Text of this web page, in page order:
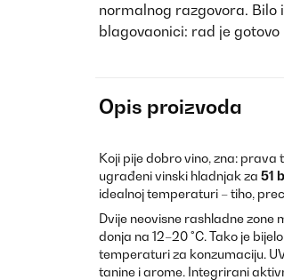
normalnog razgovora. Bilo
blagovaonici: rad je
Opis proizvoda
Koji pije dobro vino, zna:
ugrađeni vinski hladnjak za 51
idealnoj temperaturi – tiho,
Dvije neovisne rashladne zone
donja na 12–20 °C. Tako je
temperaturi za konzumaciju.
tanine i arome. Integrirani